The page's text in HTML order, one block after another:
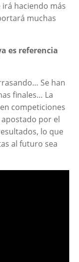
haciendo más
muchas
es referencia
Se han
finales… La
competiciones
por el
lo que
al futuro sea